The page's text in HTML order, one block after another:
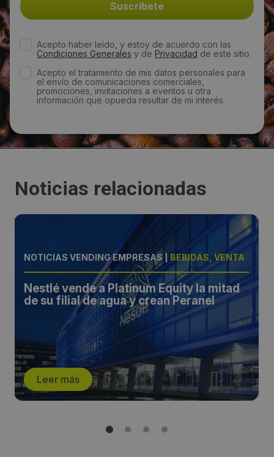
Acepto haber leído, y estoy de acuerdo con las
Condiciones Generales y de Privacidad de este sitio.
Acepto el tratamiento de mis datos personales para
el envío de comunicaciones comerciales,
promociones, invitaciones a eventos u otra
información que opueda resultar de mi interés.
Noticias relacionadas
NOTICIAS VENDING EMPRESAS| BEBIDAS, VENTA
Nestlé vende a Platinum Equity la mitad
de su filial de agua y crean Peranel
Leer más